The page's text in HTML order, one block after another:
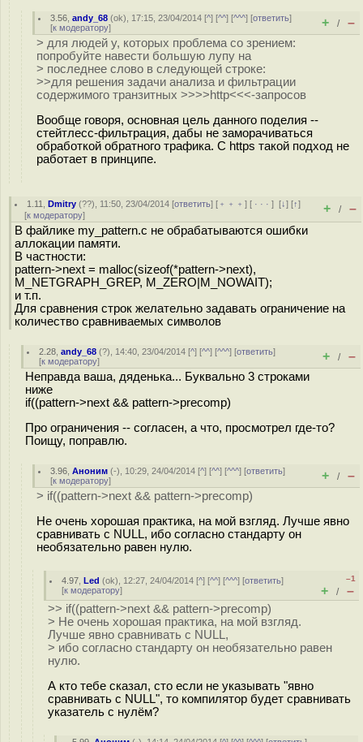
3.56 ,andy_68 (ok), 17:15, 23/04/2014 [^] [^^] [^^^] [ответить]
[к модератору] + / –
> для людей у, которых проблема со зрением:
попробуйте навести большую лупу на
> последнее слово в следующей строке:
>>для решения задачи анализа и фильтрации
содержимого транзитных >>>>http<<<-запросов
Вообще говоря, основная цель данного поделия --
стейтлесс-фильтрация, дабы не заморачиваться
обработкой обратного трафика. С https такой подход не
работает в принципе.
1.11 ,Dmitry (??), 11:50, 23/04/2014 [ответить] [ ﹢﹢﹢] [ · · ·][↓] [↑]
[к модератору] + / –
В файлике my_pattern.c не обрабатываются ошибки
аллокации памяти.
В частности:
pattern->next = malloc(sizeof(*pattern->next),
M_NETGRAPH_GREP, M_ZERO|M_NOWAIT);
и т.п.
Для сравнения строк желательно задавать ограничение на
количество сравниваемых символов
2.28 ,andy_68 (?), 14:40, 23/04/2014 [^] [^^] [^^^] [ответить]
[к модератору] + / –
Неправда ваша, дяденька... Буквально 3 строками
ниже
if((pattern->next && pattern->precomp)
Про ограничения -- согласен, а что, просмотрел где-то?
Поищу, поправлю.
3.96 ,Аноним (-), 10:29, 24/04/2014 [^] [^^] [^^^] [ответить]
[к модератору] + / –
> if((pattern->next && pattern->precomp)
Не очень хорошая практика, на мой взгляд. Лучше явно
сравнивать с NULL, ибо согласно стандарту он
необязательно равен нулю.
4.97 ,Led (ok), 12:27, 24/04/2014 [^] [^^] [^^^] [ответить]
[к модератору]
–1
+ / –
>> if((pattern->next && pattern->precomp)
> Не очень хорошая практика, на мой взгляд.
Лучше явно сравнивать с NULL,
> ибо согласно стандарту он необязательно равен
нулю.
А кто тебе сказал, сто если не указывать "явно
сравнивать с NULL", то компилятор будет сравнивать
указатель с нулём?